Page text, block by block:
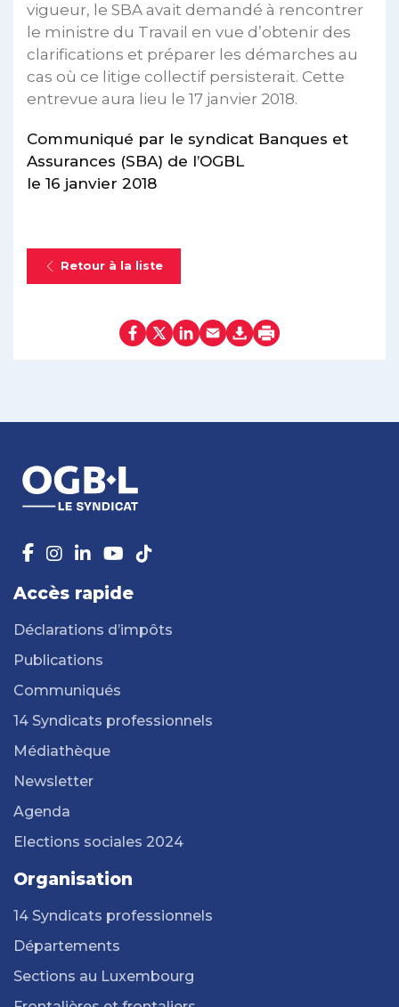
vigueur, le SBA avait demandé à rencontrer
le ministre du Travail en vue d’obtenir des
clarifications et préparer les démarches au
cas où ce litige collectif persisterait. Cette
entrevue aura lieu le 17 janvier 2018.
Communiqué par le syndicat Banques et
Assurances (SBA) de l’OGBL
le 16 janvier 2018
Retour à la liste
Accès rapide
Déclarations d’impôts
Publications
Communiqués
14 Syndicats professionnels
Médiathèque
Newsletter
Agenda
Elections sociales 2024
Organisation
14 Syndicats professionnels
Départements
Sections au Luxembourg